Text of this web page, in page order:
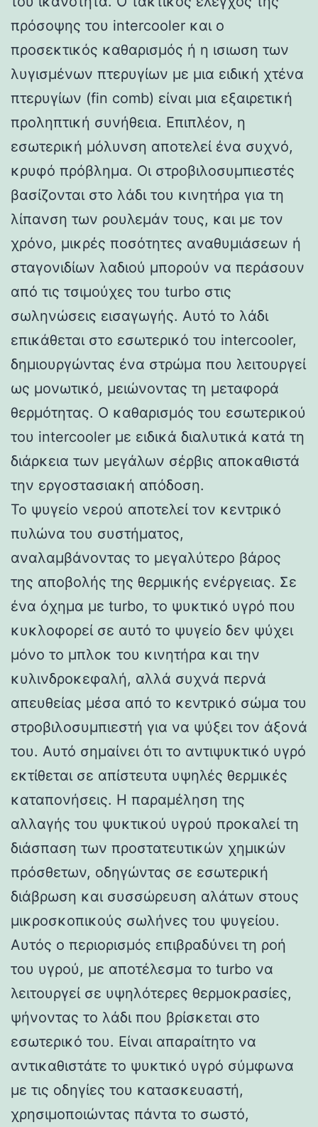
πρόσοψης του intercooler και ο
προσεκτικός καθαρισμός ή η ισιωση των
λυγισμένων πτερυγίων με μια ειδική χτένα
πτερυγίων (fin comb) είναι μια εξαιρετική
προληπτική συνήθεια. Επιπλέον, η
εσωτερική μόλυνση αποτελεί ένα συχνό,
κρυφό πρόβλημα. Οι στροβιλοσυμπιεστές
βασίζονται στο λάδι του κινητήρα για τη
λίπανση των ρουλεμάν τους, και με τον
χρόνο, μικρές ποσότητες αναθυμιάσεων ή
σταγονιδίων λαδιού μπορούν να περάσουν
από τις τσιμούχες του turbo στις
σωληνώσεις εισαγωγής. Αυτό το λάδι
επικάθεται στο εσωτερικό του intercooler,
δημιουργώντας ένα στρώμα που λειτουργεί
ως μονωτικό, μειώνοντας τη μεταφορά
θερμότητας. Ο καθαρισμός του εσωτερικού
του intercooler με ειδικά διαλυτικά κατά τη
διάρκεια των μεγάλων σέρβις αποκαθιστά
την εργοστασιακή απόδοση.
Το ψυγείο νερού αποτελεί τον κεντρικό
πυλώνα του συστήματος,
αναλαμβάνοντας το μεγαλύτερο βάρος
της αποβολής της θερμικής ενέργειας. Σε
ένα όχημα με turbo, το ψυκτικό υγρό που
κυκλοφορεί σε αυτό το ψυγείο δεν ψύχει
μόνο το μπλοκ του κινητήρα και την
κυλινδροκεφαλή, αλλά συχνά περνά
απευθείας μέσα από το κεντρικό σώμα του
στροβιλοσυμπιεστή για να ψύξει τον άξονά
του. Αυτό σημαίνει ότι το αντιψυκτικό υγρό
εκτίθεται σε απίστευτα υψηλές θερμικές
καταπονήσεις. Η παραμέληση της
αλλαγής του ψυκτικού υγρού προκαλεί τη
διάσπαση των προστατευτικών χημικών
πρόσθετων, οδηγώντας σε εσωτερική
διάβρωση και συσσώρευση αλάτων στους
μικροσκοπικούς σωλήνες του ψυγείου.
Αυτός ο περιορισμός επιβραδύνει τη ροή
του υγρού, με αποτέλεσμα το turbo να
λειτουργεί σε υψηλότερες θερμοκρασίες,
ψήνοντας το λάδι που βρίσκεται στο
εσωτερικό του. Είναι απαραίτητο να
αντικαθιστάτε το ψυκτικό υγρό σύμφωνα
με τις οδηγίες του κατασκευαστή,
χρησιμοποιώντας πάντα το σωστό,